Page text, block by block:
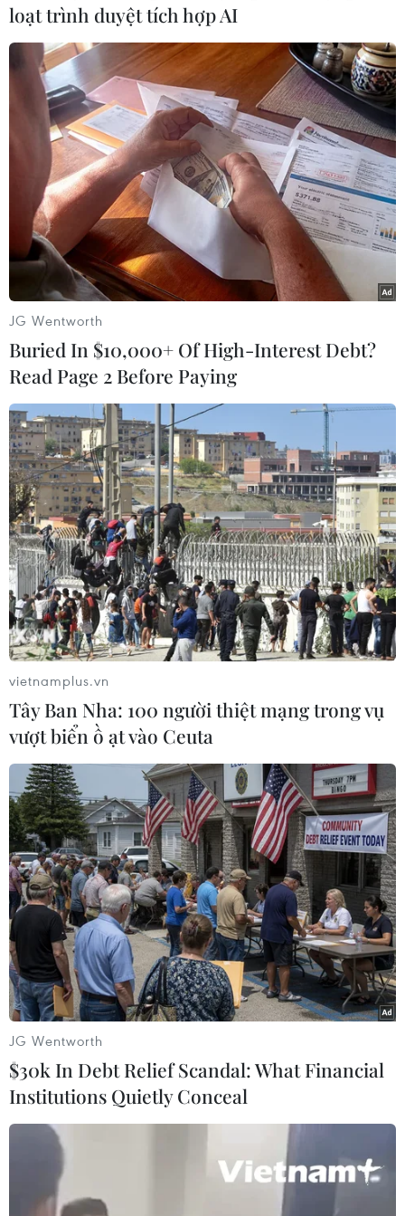
#Trung Quốc
#Phát hiện loài thực vật mới
#Chi Nam mộc hương
#Aristolochia
#Loài thực vật hiếm
#Thuốc dân gian Trung Quốc
Theo dõi VietnamPlus
TIN LIÊN QUAN
Phát hiện loài cá kỳ dị có “chân” và “mũi”
giống con người
17/02/2016 03:39
Một ngư dân đảo quốc Grenada, nằm ở phía Đông
biển Caribe, đã bắt được một con cá lạ có hai “bàn
chân” có ngón và trên mặt có gờ mũi rất giống với con
người.
loạt trình duyệt tích hợp AI
JG Wentworth
Buried In $10,000+ Of High-Interest Debt?
Read Page 2 Before Paying
vietnamplus.vn
Tây Ban Nha: 100 người thiệt mạng trong vụ
vượt biển ồ ạt vào Ceuta
JG Wentworth
$30k In Debt Relief Scandal: What Financial
Institutions Quietly Conceal